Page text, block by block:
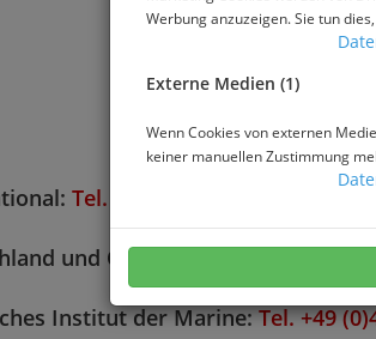
Tel. +39 06 4211-8685
und Österreich: Tel. 00800
Institut der Marine:Tel. +49
Werbung anzuzeigen. Sie tun
Externe Medien (1)
Wenn Cookies von externen
keiner manuellen Zustimmung